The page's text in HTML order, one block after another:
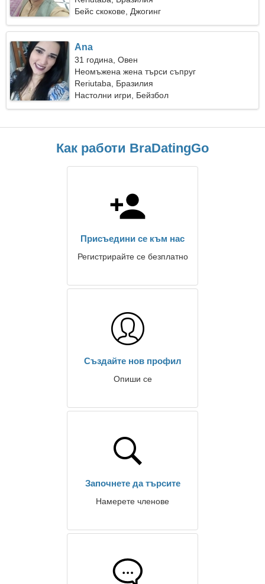
Бейс скокове, Джогинг
Ana
31 година, Овен
Неомъжена жена търси съпруг
Reriutaba, Бразилия
Настолни игри, Бейзбол
Как работи BraDatingGo
Присъедини се към нас
Регистрирайте се безплатно
Създайте нов профил
Опиши се
Започнете да търсите
Намерете членове